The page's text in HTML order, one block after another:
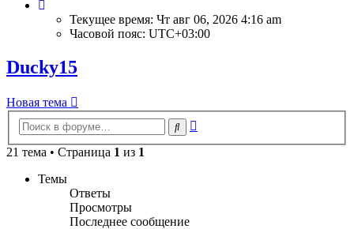
Текущее время: Чт авг 06, 2026 4:16 am
Часовой пояс: UTC+03:00
Ducky15
Новая тема
Поиск
21 тема • Страница 1 из 1
Темы
Ответы
Просмотры
Последнее сообщение